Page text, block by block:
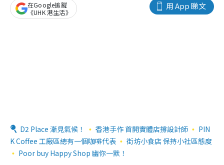
用 App 睇文
在Google追蹤
《UHK 港生活》
D2 Place 漸見氣候！ 香港手作 首開實體店撐設計師
PIN
K Coffee 工廠區總有一個咖啡代表
街坊小食店 保持小社區態度
Poor buy Happy Shop 幽你一默！